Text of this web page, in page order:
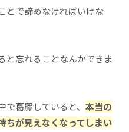
とで諦めなければいけな
と忘れることなんかできま
葛藤していると、 本当の
ちが見えなくなってしまい